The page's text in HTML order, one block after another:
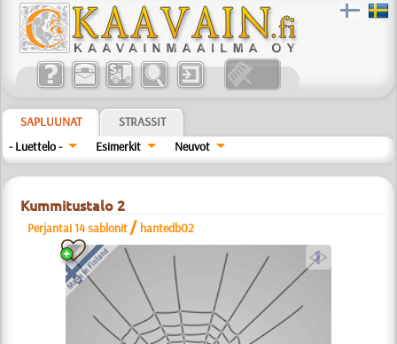
SAPLUUNAT
STRASSIT
- Luettelo -
Esimerkit Neuvot
Kummitustalo 2
Perjantai 14 sablonit / hantedb02
a